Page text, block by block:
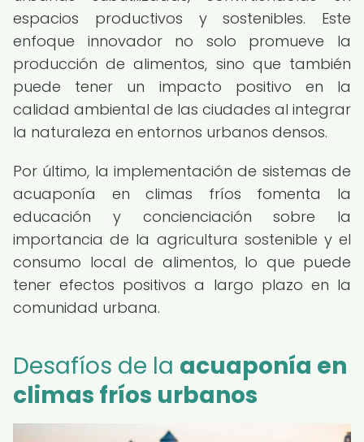
espacios productivos y sostenibles. Este
enfoque innovador no solo promueve la
producción de alimentos, sino que también
puede tener un impacto positivo en la
calidad ambiental de las ciudades al integrar
la naturaleza en entornos urbanos densos.
Por último, la implementación de sistemas de
acuaponía en climas fríos fomenta la
educación y concienciación sobre la
importancia de la agricultura sostenible y el
consumo local de alimentos, lo que puede
tener efectos positivos a largo plazo en la
comunidad urbana.
Desafíos de la acuaponía en
climas fríos urbanos